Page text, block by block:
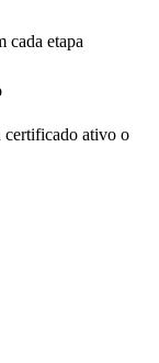
cada etapa
certificado ativo o